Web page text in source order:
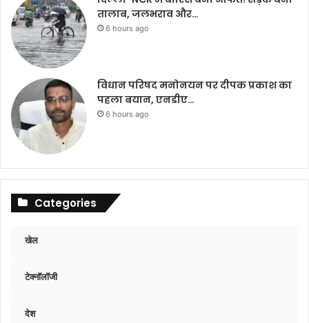
तालाब, जलभराव और…
6 hours ago
विधान परिषद मनोनयन पर दीपक प्रकाश का
पहला बयान, एनडीए…
6 hours ago
Categories
खेल
टेक्नॉलॉजी
देश